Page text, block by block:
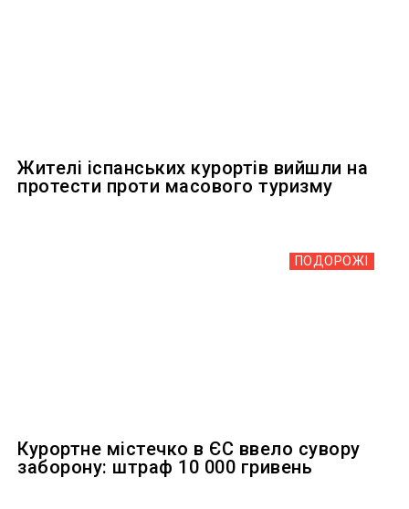
Жителі іспанських курортів вийшли на
протести проти масового туризму
ПОДОРОЖІ
Курортне містечко в ЄС ввело сувору
заборону: штраф 10 000 гривень